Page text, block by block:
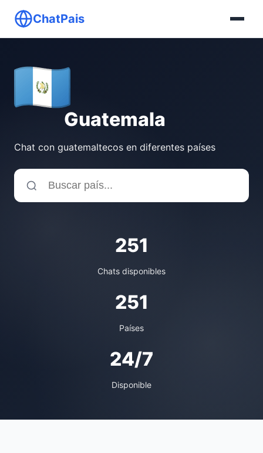
ChatPais
Guatemala
Chat con guatemaltecos en diferentes países
251
Chats disponibles
251
Países
24/7
Disponible